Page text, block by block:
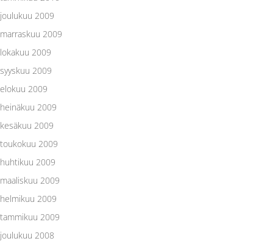
joulukuu 2009
marraskuu 2009
lokakuu 2009
syyskuu 2009
elokuu 2009
heinäkuu 2009
kesäkuu 2009
toukokuu 2009
huhtikuu 2009
maaliskuu 2009
helmikuu 2009
tammikuu 2009
joulukuu 2008